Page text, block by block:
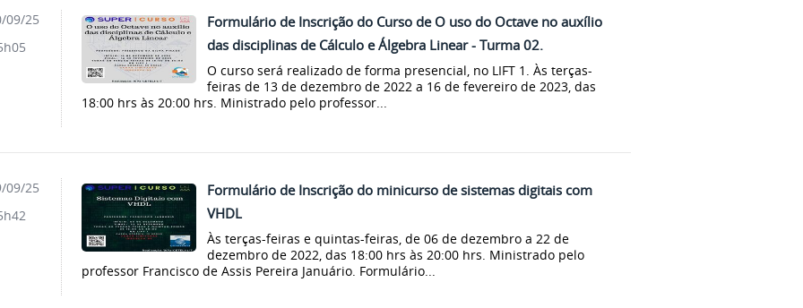
Formulário de Inscrição do Curso de O uso do Octave no auxílio
das disciplinas de Cálculo e Álgebra Linear - Turma 02.
O curso será realizado de forma presencial, no LIFT 1. Às terças-
feiras de 13 de dezembro de 2022 a 16 de fevereiro de 2023, das
18:00 hrs às 20:00 hrs. Ministrado pelo professor...
09/25
Formulário de Inscrição do minicurso de sistemas digitais com
VHDL
Às terças-feiras e quintas-feiras, de 06 de dezembro a 22 de
dezembro de 2022, das 18:00 hrs às 20:00 hrs. Ministrado pelo
professor Francisco de Assis Pereira Januário. Formulário...
09/25